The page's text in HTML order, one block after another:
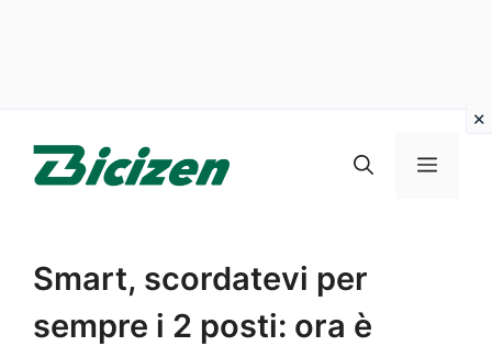
Menu
Smart, scordatevi per
sempre i 2 posti: ora è